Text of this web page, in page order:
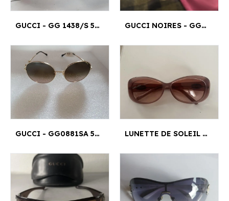
GUCCI - GG 1438/S 584 53¤15 GUCCI NOIRES - GG0163SN
GUCCI - GG0881SA 59¤19 LUNETTE DE SOLEIL GUCCI - CG RDSPA 58¤13130